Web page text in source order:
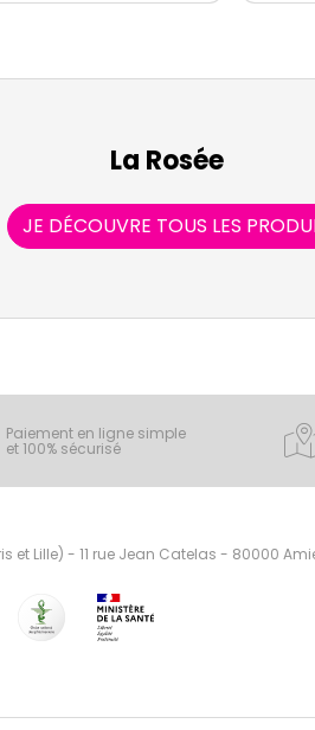
La Rosée
JE DÉCOUVRE TOUS LES
Paiement en ligne simple
et 100% sécurisé
et Lille) - 11 rue Jean Catelas - 80000